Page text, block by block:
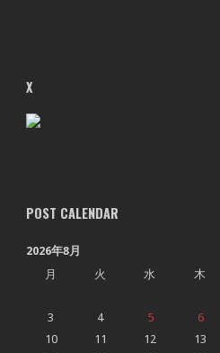
X
POST CALENDAR
2026年8月
月
火 水 木
3
4 5 6
10
11 12 13